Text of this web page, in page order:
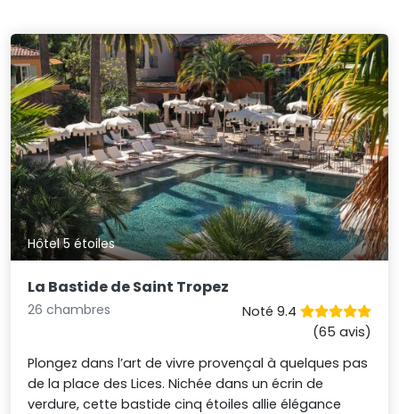
Hôtel 5 étoiles
La Bastide de Saint Tropez
26 chambres
Noté 9.4
(65 avis)
Plongez dans l’art de vivre provençal à quelques pas
de la place des Lices. Nichée dans un écrin de
verdure, cette bastide cinq étoiles allie élégance